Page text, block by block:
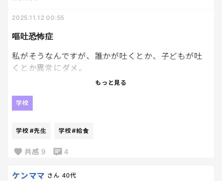
けてたら1回だけ挙げてソッコー先生に当てられてい
たけど笑
息子の良いところを見てくれて、教えてくれるママ友
にも感謝です🙏✨✨
嘔吐恐怖症
2025.11.12 00:55
私がそうなんですが、誰かが吐くとか、子どもが吐
くとか異常にダメ。
だから酔っ払いは大嫌い。
そうなったのには理由があって、小1・2の時、クラ
野菜がダメなのかよく分からないけど、同じ班になっ
先生も無理させなきゃ良かったと思うし、毎日こん
の？親は？とか、今ならもっと大人がどうにかして
もっと見る
学校
学校 #先生 学校#給食
共感 9 4
ケンママ さん 40代